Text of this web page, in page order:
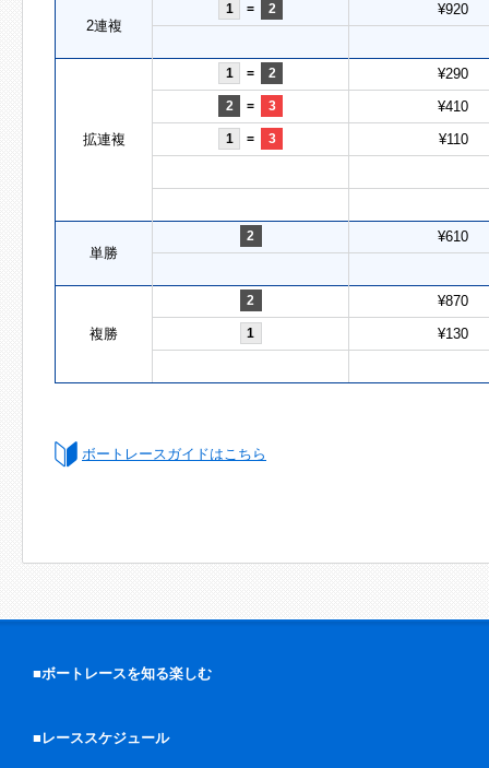
2連複
1 = 2 ¥920
拡連複
1 = 2 ¥290
2 = 3 ¥410
1 = 3 ¥110
単勝
2 ¥610
複勝
2 ¥870
1 ¥130
ボートレースガイドはこちら
■ボートレースを知る楽しむ
■レーススケジュール